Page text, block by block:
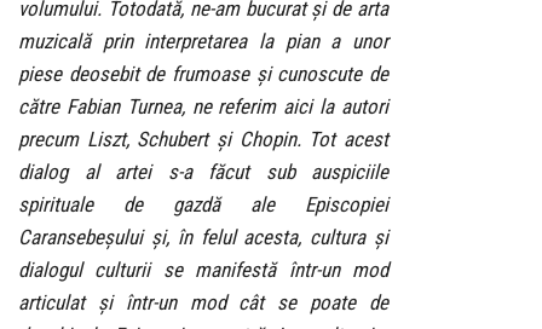
volumului. Totodată, ne-am bucurat și de arta
muzicală prin interpretarea la pian a unor
piese deosebit de frumoase și cunoscute de
către Fabian Turnea, ne referim aici la autori
precum Liszt, Schubert și Chopin. Tot acest
dialog al artei s-a făcut sub auspiciile
spirituale de gazdă ale Episcopiei
Caransebeșului și, în felul acesta, cultura și
dialogul culturii se manifestă într-un mod
articulat și într-un mod cât se poate de